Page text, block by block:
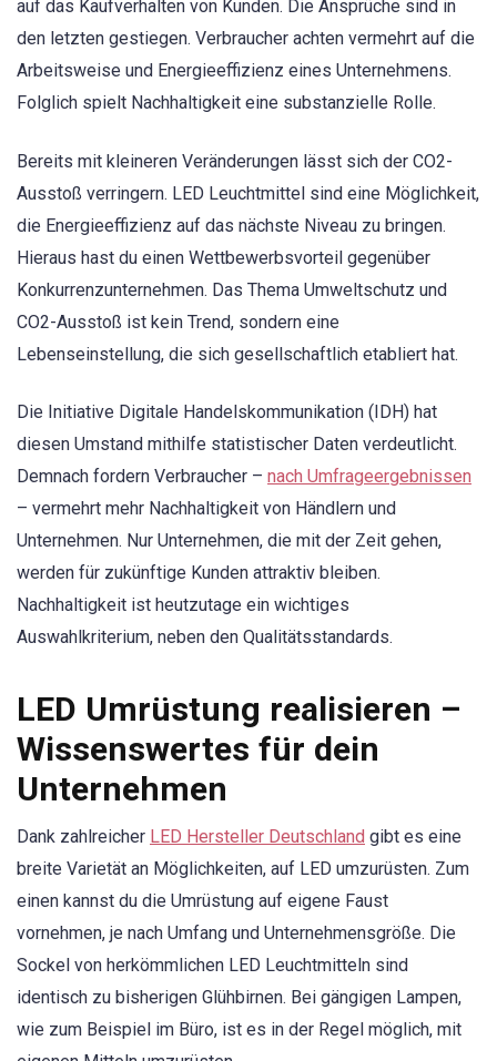
auf das Kaufverhalten von Kunden. Die Ansprüche sind in
den letzten gestiegen. Verbraucher achten vermehrt auf die
Arbeitsweise und Energieeffizienz eines Unternehmens.
Folglich spielt Nachhaltigkeit eine substanzielle Rolle.
Bereits mit kleineren Veränderungen lässt sich der CO2-
Ausstoß verringern. LED Leuchtmittel sind eine Möglichkeit,
die Energieeffizienz auf das nächste Niveau zu bringen.
Hieraus hast du einen Wettbewerbsvorteil gegenüber
Konkurrenzunternehmen. Das Thema Umweltschutz und
CO2-Ausstoß ist kein Trend, sondern eine
Lebenseinstellung, die sich gesellschaftlich etabliert hat.
Die Initiative Digitale Handelskommunikation (IDH) hat
diesen Umstand mithilfe statistischer Daten verdeutlicht.
Demnach fordern Verbraucher – nach Umfrageergebnissen
– vermehrt mehr Nachhaltigkeit von Händlern und
Unternehmen. Nur Unternehmen, die mit der Zeit gehen,
werden für zukünftige Kunden attraktiv bleiben.
Nachhaltigkeit ist heutzutage ein wichtiges
Auswahlkriterium, neben den Qualitätsstandards.
LED Umrüstung realisieren –
Wissenswertes für dein
Unternehmen
Dank zahlreicher LED Hersteller Deutschland gibt es eine
breite Varietät an Möglichkeiten, auf LED umzurüsten. Zum
einen kannst du die Umrüstung auf eigene Faust
vornehmen, je nach Umfang und Unternehmensgröße. Die
Sockel von herkömmlichen LED Leuchtmitteln sind
identisch zu bisherigen Glühbirnen. Bei gängigen Lampen,
wie zum Beispiel im Büro, ist es in der Regel möglich, mit